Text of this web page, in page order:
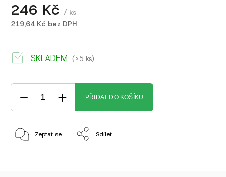
246 Kč / ks
219,64 Kč bez DPH
SKLADEM (>5 ks)
PŘIDAT DO KOŠÍKU
Zeptat se Sdílet